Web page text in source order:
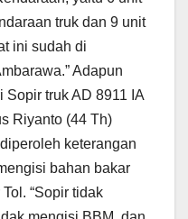
truk dan 9 unit
ini sudah di
Adapun
Sopir truk AD 8911 IA
Riyanto (44 Th)
keterangan
bahan bakar
“Sopir tidak